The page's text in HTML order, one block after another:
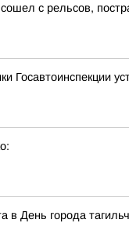
с рельсов,
Госавтоинспекции
в День города